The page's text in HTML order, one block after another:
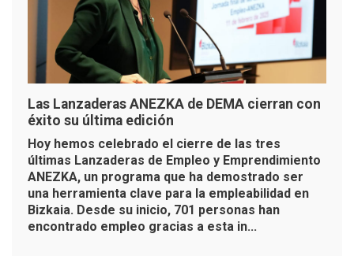
Las Lanzaderas ANEZKA de DEMA cierran con
éxito su última edición
Hoy hemos celebrado el cierre de las tres
últimas Lanzaderas de Empleo y Emprendimiento
ANEZKA, un programa que ha demostrado ser
una herramienta clave para la empleabilidad en
Bizkaia. Desde su inicio, 701 personas han
encontrado empleo gracias a esta in...